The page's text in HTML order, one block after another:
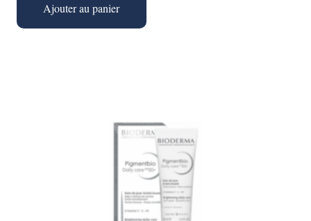
initial
était :
Ajouter au panier